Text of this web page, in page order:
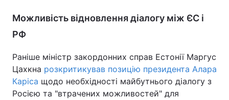
Можливість відновлення діалогу між ЄС і
РФ
Раніше міністр закордонних справ Естонії Маргус
Цахкна розкритикував позицію президента Алара
Каріса щодо необхідності майбутнього діалогу з
Росією та "втрачених можливостей" для